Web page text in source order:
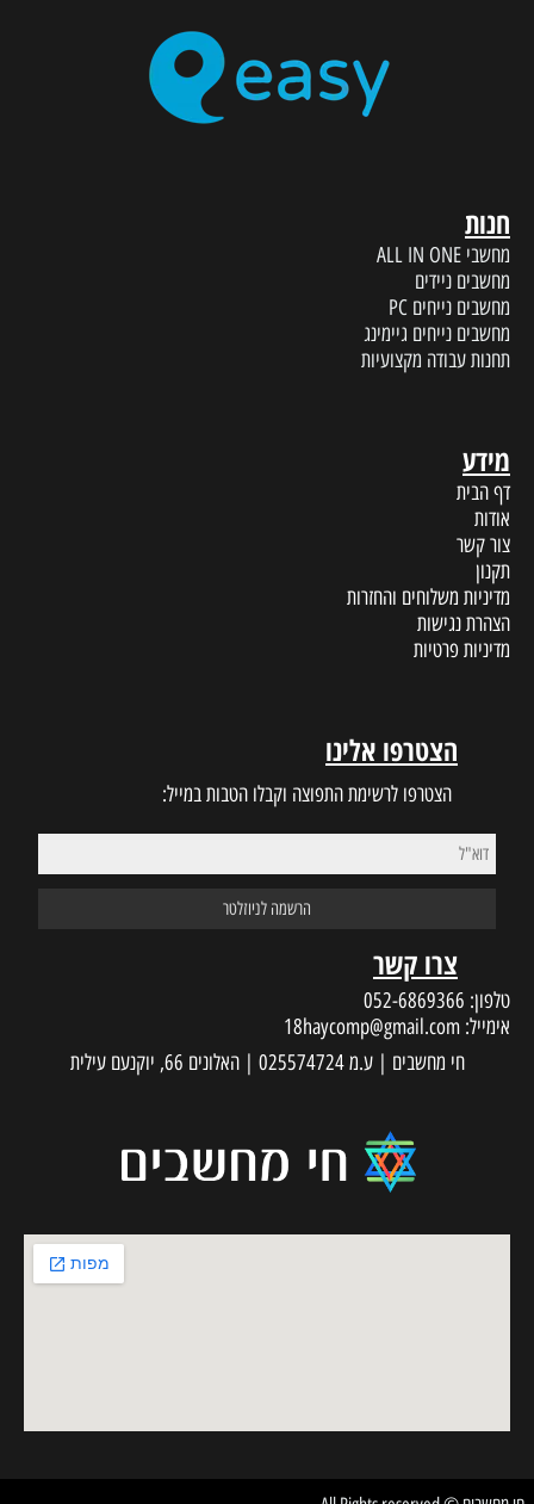
חנות
מחשבי ALL IN ONE
מחשבים ניידים
מחשבים נייחים PC
מחשבים נייחים גיימינג
תחנות עבודה מקצועיות
מידע
דף הבית
אודות
צור קשר
תקנון
מדיניות משלוחים והחזרות
הצהרת נגישות
מדיניות פרטיות
הצטרפו אלינו
הצטרפו לרשימת התפוצה וקבלו הטבות במייל:
צרו קשר
טלפון: 052-6869366
אימייל: 18haycomp@gmail.com
חי מחשבים | ע.מ 025574724 | האלונים 66, יוקנעם עילית